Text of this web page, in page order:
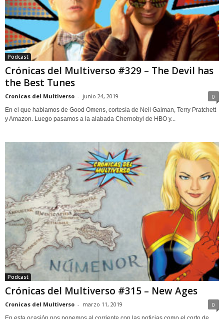
Podcast
Crónicas del Multiverso #329 – The Devil has
the Best Tunes
Cronicas del Multiverso - junio 24, 2019 0
En el que hablamos de Good Omens, cortesía de Neil Gaiman, Terry Pratchett
y Amazon. Luego pasamos a la alabada Chernobyl de HBO y...
Podcast
Crónicas del Multiverso #315 – New Ages
Cronicas del Multiverso - marzo 11, 2019 0